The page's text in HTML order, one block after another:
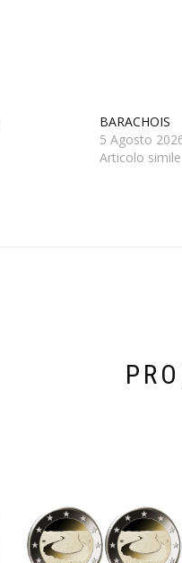
BARACHOIS
5 Agosto
Articolo simile